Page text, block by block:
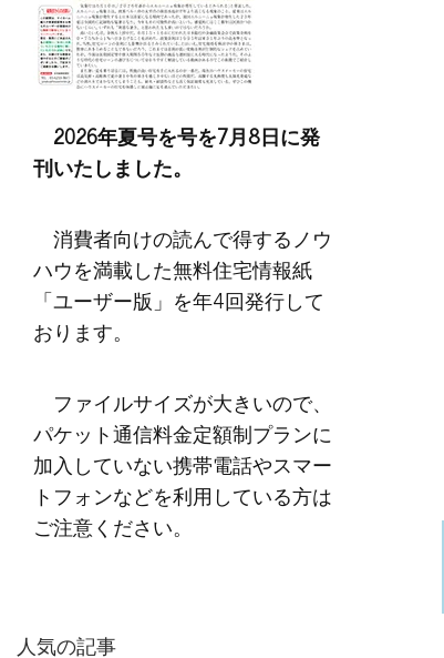
2026年夏号を号を7月8日に発
刊いたしました。
消費者向けの読んで得するノウ
ハウを満載した無料住宅情報紙
「ユーザー版」を年4回発行して
おります。
ファイルサイズが大きいので、
パケット通信料金定額制プランに
加入していない携帯電話やスマー
トフォンなどを利用している方は
ご注意ください。
人気の記事